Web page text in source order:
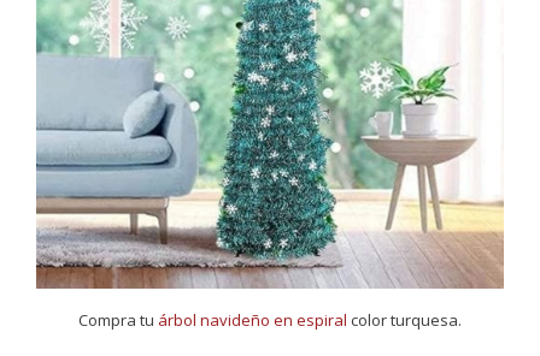
Compra tu árbol navideño en espiral color turquesa.